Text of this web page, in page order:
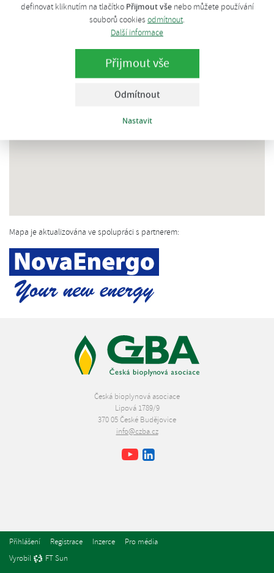
definovat kliknutím na tlačítko Přijmout všenebo můžete používání
souborů cookies odmítnout.
Další informace
Přijmout vše
Odmítnout
Nastavit
Mapa je aktualizována ve spolupráci s partnerem:
Česká bioplynová asociace
Lipová 1789/9
370 05 České Budějovice
info@czba.cz
Facebook
Youtube
Přihlášení Registrace Inzerce
Pro média
Vyrobil
FT Sun